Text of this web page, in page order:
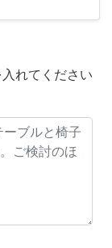
れてください